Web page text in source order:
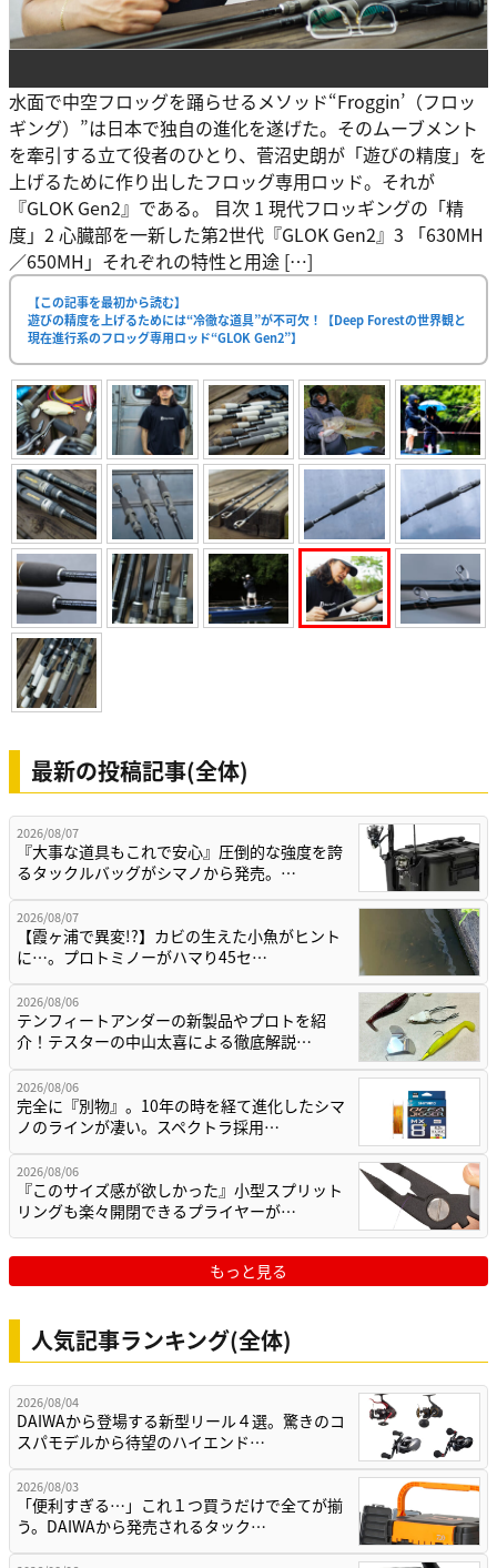
水面で中空フロッグを踊らせるメソッド“Froggin’（フロッ
ギング）”は日本で独自の進化を遂げた。そのムーブメント
を牽引する立て役者のひとり、菅沼史朗が「遊びの精度」を
上げるために作り出したフロッグ専用ロッド。それが
『GLOK Gen2』である。 目次 1 現代フロッギングの「精
度」2 心臓部を一新した第2世代『GLOK Gen2』3 「630MH
／650MH」それぞれの特性と用途 […]
【この記事を最初から読む】
遊びの精度を上げるためには“冷徹な道具”が不可欠！【Deep Forestの世界観と
現在進行系のフロッグ専用ロッド“GLOK Gen2”】
最新の投稿記事(全体)
2026/08/07
『大事な道具もこれで安心』圧倒的な強度を誇
るタックルバッグがシマノから発売。…
2026/08/07
【霞ヶ浦で異変!?】カビの生えた小魚がヒント
に…。プロトミノーがハマり45セ…
2026/08/06
テンフィートアンダーの新製品やプロトを紹
介！テスターの中山太喜による徹底解説…
2026/08/06
完全に『別物』。10年の時を経て進化したシマ
ノのラインが凄い。スペクトラ採用…
2026/08/06
『このサイズ感が欲しかった』小型スプリット
リングも楽々開閉できるプライヤーが…
もっと見る
人気記事ランキング(全体)
2026/08/04
DAIWAから登場する新型リール４選。驚きのコ
スパモデルから待望のハイエンド…
2026/08/03
「便利すぎる…」これ１つ買うだけで全てが揃
う。DAIWAから発売されるタック…